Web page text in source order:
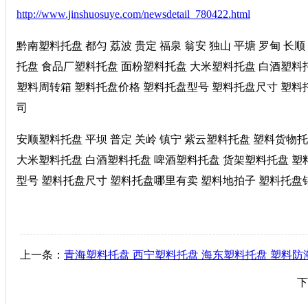
http://www.jinshuosuye.com/newsdetail_780422.html
黔南塑料托盘 都匀 荔波 贵定 福泉 翁安 独山 平塘 罗甸 长
托盘 食品厂塑料托盘 面粉塑料托盘 大米塑料托盘 白酒塑
塑料周转箱 塑料托盘价格 塑料托盘型号 塑料托盘尺寸 塑
司
安顺塑料托盘 平坝 普定 关岭 镇宁 紫云塑料托盘 塑料货物
大米塑料托盘 白酒塑料托盘 啤酒塑料托盘 货架塑料托盘
型号 塑料托盘尺寸 塑料托盘哪里有卖 塑料地拍子 塑料托盘
上一条： 青海塑料托盘 西宁塑料托盘 海东塑料托盘 塑料防